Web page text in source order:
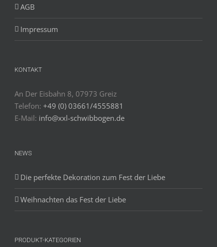
AGB
Impressum
KONTAKT
An Der Eisbahn 8, 07973 Greiz
Telefon: +49 (0) 03661/4555881
E-Mail: info@xxl-schwibbogen.de
NEWS
Die perfekte Dekoration zum Fest der Liebe
Weihnachten das Fest der Liebe
PRODUKT-KATEGORIEN